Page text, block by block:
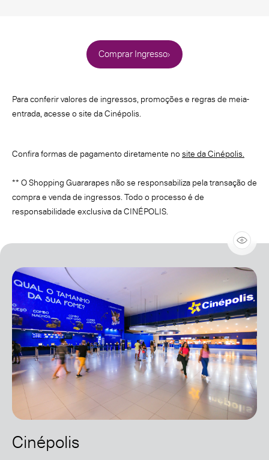
Comprar Ingresso
Para conferir valores de ingressos, promoções e regras de meia-
entrada, acesse o site da Cinépolis.
Confira formas de pagamento diretamente no site da Cinépolis.
** O Shopping Guararapes não se responsabiliza pela transação de
compra e venda de ingressos. Todo o processo é de
responsabilidade exclusiva da CINÉPOLIS.
Cinépolis